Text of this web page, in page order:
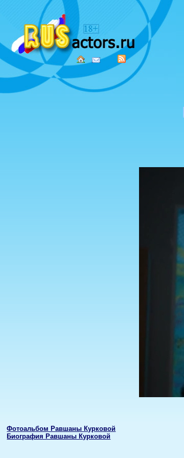
Фотоальбом Равшаны Курковой
Биография Равшаны Курковой